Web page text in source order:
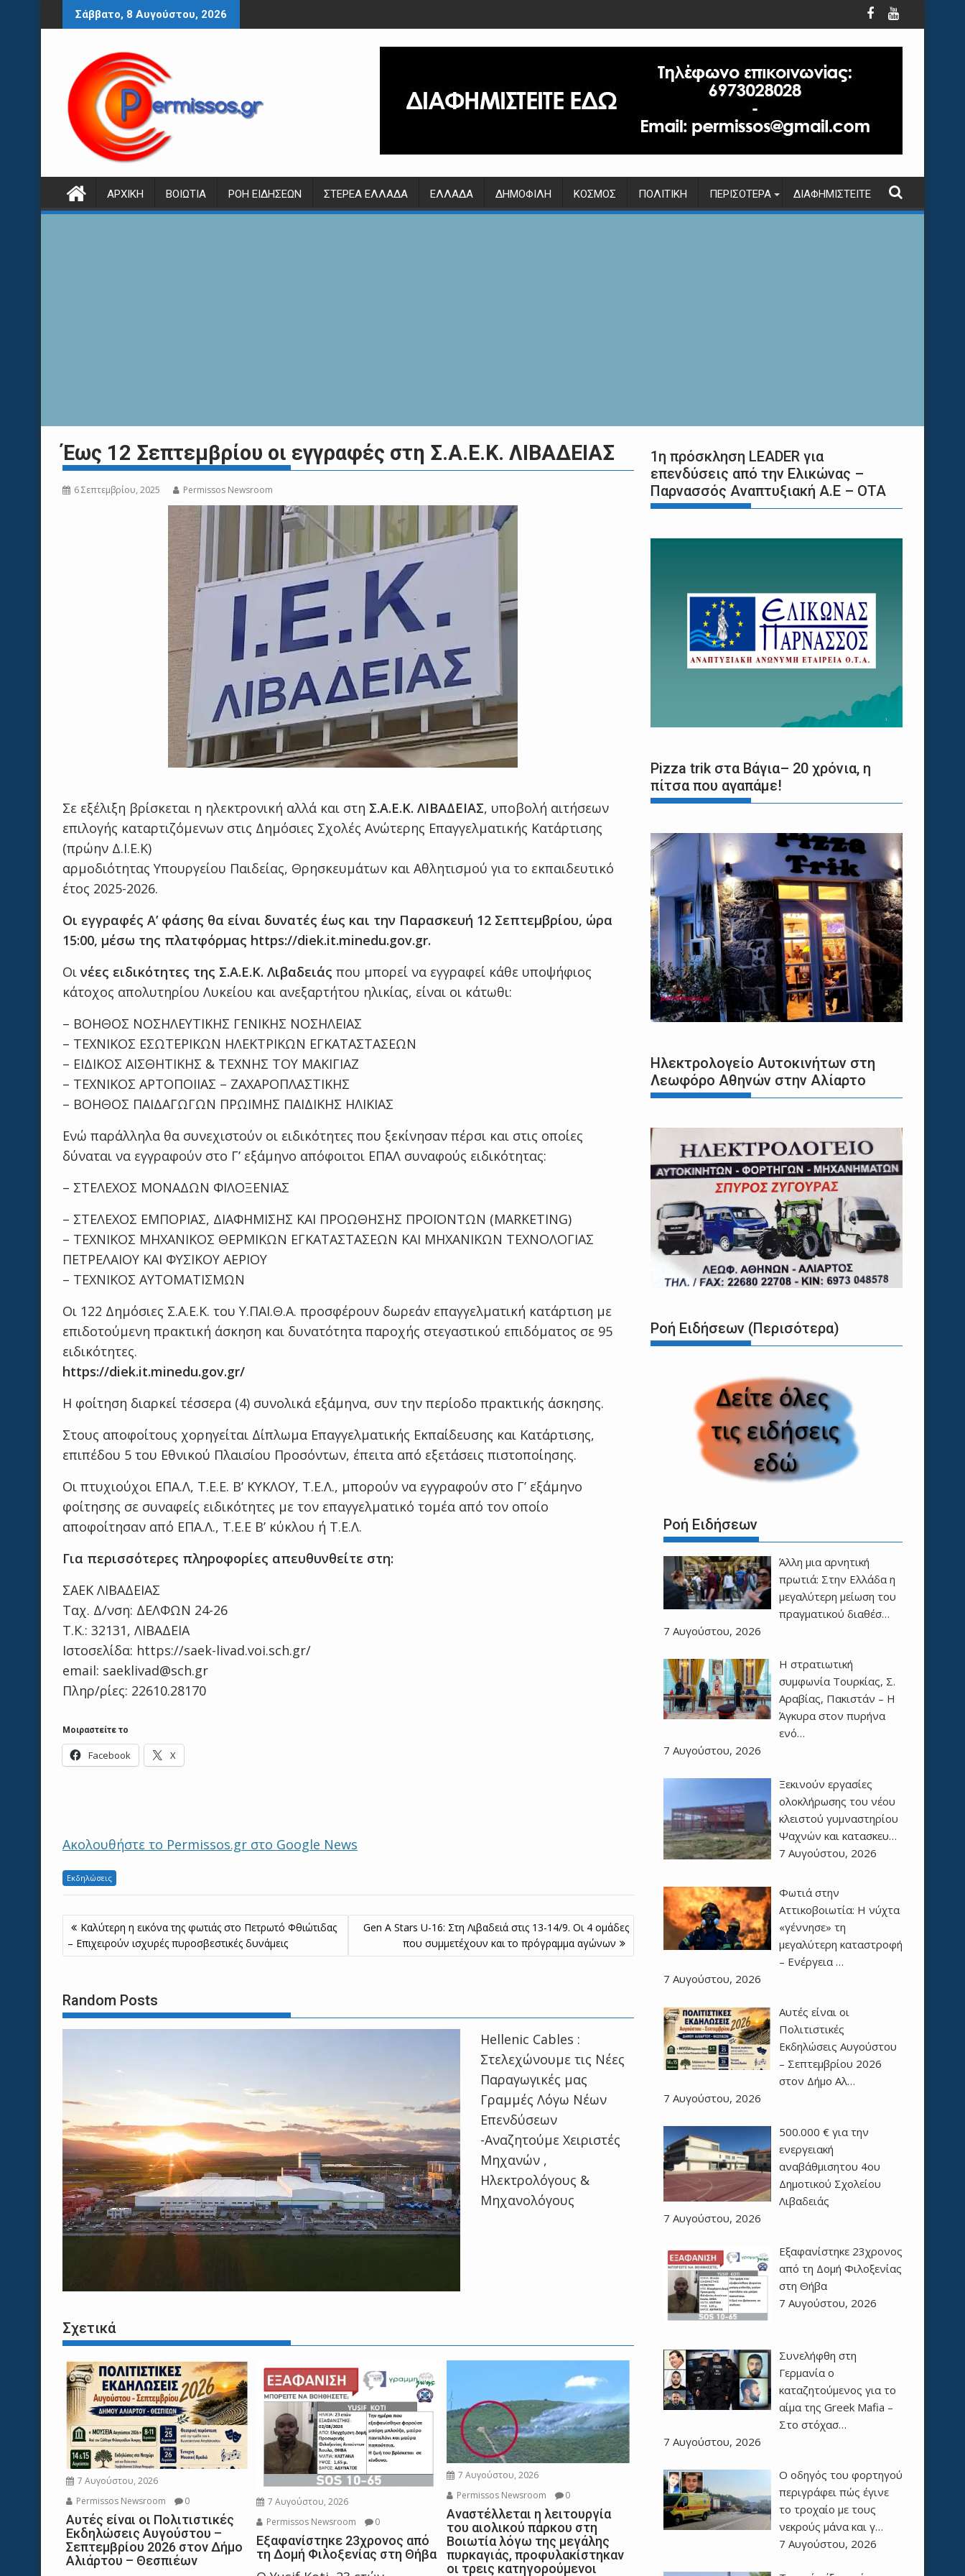
Περάστε
στο
Σάββατο, 8 Αυγούστου, 2026
ΑΡΧΙΚΉ ΒΟΙΩΤΊΑ ΡΟΉ ΕΙΔΉΣΕΩΝ ΣΤΕΡΕΆ ΕΛΛΆΔΑ ΕΛΛΆΔΑ ΔΗΜΟΦΙΛΉ ΚΌΣΜΟΣ ΠΟΛΙΤΙΚΉ ΠΕΡΙΣΌΤΕΡΑ ΔΙΑΦΗΜΙΣΤΕΊΤΕ
Έως 12 Σεπτεμβρίου οι εγγραφές στη Σ.Α.Ε.Κ. ΛΙΒΑΔΕΙΑΣ
6 Σεπτεμβρίου, 2025 Permissos Newsroom
Σε εξέλιξη βρίσκεται η ηλεκτρονική αλλά και στη Σ.Α.Ε.Κ. ΛΙΒΑΔΕΙΑΣ, υποβολή αιτήσεων
επιλογής καταρτιζόμενων στις Δημόσιες Σχολές Ανώτερης Επαγγελματικής Κατάρτισης
(πρώην Δ.Ι.Ε.Κ)
αρμοδιότητας Υπουργείου Παιδείας, Θρησκευμάτων και Αθλητισμού για το εκπαιδευτικό
έτος 2025-2026.
Οι εγγραφές Α’ φάσης θα είναι δυνατές έως και την Παρασκευή 12 Σεπτεμβρίου, ώρα
15:00, μέσω της πλατφόρμας https://diek.it.minedu.gov.gr.
Οινέες ειδικότητες της Σ.Α.Ε.Κ. Λιβαδειάς που μπορεί να εγγραφεί κάθε υποψήφιος
κάτοχος απολυτηρίου Λυκείου και ανεξαρτήτου ηλικίας, είναι οι κάτωθι:
– ΒΟΗΘΟΣ ΝΟΣΗΛΕΥΤΙΚΗΣ ΓΕΝΙΚΗΣ ΝΟΣΗΛΕΙΑΣ
– ΤΕΧΝΙΚΟΣ ΕΣΩΤΕΡΙΚΩΝ ΗΛΕΚΤΡΙΚΩΝ ΕΓΚΑΤΑΣΤΑΣΕΩΝ
– ΕΙΔΙΚΟΣ ΑΙΣΘΗΤΙΚΗΣ & ΤΕΧΝΗΣ ΤΟΥ ΜΑΚΙΓΙΑΖ
– ΤΕΧΝΙΚΟΣ ΑΡΤΟΠΟΙΙΑΣ – ΖΑΧΑΡΟΠΛΑΣΤΙΚΗΣ
– ΒΟΗΘΟΣ ΠΑΙΔΑΓΩΓΩΝ ΠΡΩΙΜΗΣ ΠΑΙΔΙΚΗΣ ΗΛΙΚΙΑΣ
Ενώ παράλληλα θα συνεχιστούν οι ειδικότητες που ξεκίνησαν πέρσι και στις οποίες
δύναται να εγγραφούν στο Γ’ εξάμηνο απόφοιτοι ΕΠΑΛ συναφούς ειδικότητας:
– ΣΤΕΛΕΧΟΣ ΜΟΝΑΔΩΝ ΦΙΛΟΞΕΝΙΑΣ
– ΣΤΕΛΕΧΟΣ ΕΜΠΟΡΙΑΣ, ΔΙΑΦΗΜΙΣΗΣ ΚΑΙ ΠΡΟΩΘΗΣΗΣ ΠΡΟΪΟΝΤΩΝ (MARKETING)
– ΤΕΧΝΙΚΟΣ ΜΗΧΑΝΙΚΟΣ ΘΕΡΜΙΚΩΝ ΕΓΚΑΤΑΣΤΑΣΕΩΝ ΚΑΙ ΜΗΧΑΝΙΚΩΝ ΤΕΧΝΟΛΟΓΙΑΣ
ΠΕΤΡΕΛΑΙΟΥ ΚΑΙ ΦΥΣΙΚΟΥ ΑΕΡΙΟΥ
– ΤΕΧΝΙΚΟΣ ΑΥΤΟΜΑΤΙΣΜΩΝ
Οι 122 Δημόσιες Σ.Α.Ε.Κ. του Υ.ΠΑΙ.Θ.Α. προσφέρουν δωρεάν επαγγελματική κατάρτιση με
επιδοτούμενη πρακτική άσκηση και δυνατότητα παροχής στεγαστικού επιδόματος σε 95
ειδικότητες.
https://diek.it.minedu.gov.gr/
Η φοίτηση διαρκεί τέσσερα (4) συνολικά εξάμηνα, συν την περίοδο πρακτικής άσκησης.
Στους αποφοίτους χορηγείται Δίπλωμα Επαγγελματικής Εκπαίδευσης και Κατάρτισης,
επιπέδου 5 του Εθνικού Πλαισίου Προσόντων, έπειτα από εξετάσεις πιστοποίησης.
Οι πτυχιούχοι ΕΠΑ.Λ, Τ.Ε.Ε. Β’ ΚΥΚΛΟΥ, Τ.Ε.Λ., μπορούν να εγγραφούν στο Γ’ εξάμηνο
φοίτησης σε συναφείς ειδικότητες με τον επαγγελματικό τομέα από τον οποίο
αποφοίτησαν από ΕΠΑ.Λ., Τ.Ε.Ε Β’ κύκλου ή Τ.Ε.Λ.
Για περισσότερες πληροφορίες απευθυνθείτε στη:
ΣΑΕΚ ΛΙΒΑΔΕΙΑΣ
Ταχ. Δ/νση: ΔΕΛΦΩΝ 24-26
Τ.Κ.: 32131, ΛΙΒΑΔΕΙΑ
Iστοσελίδα: https://saek-livad.voi.sch.gr/
email: saeklivad@sch.gr
Πληρ/ρίες: 22610.28170
Μοιραστείτε το
Facebook X
Ακολουθήστε το Permissos.gr στο Google News
Εκδηλώσεις
Πλοήγηση
άρθρων
Καλύτερη η εικόνα της φωτιάς στο Πετρωτό Φθιώτιδας
– Επιχειρούν ισχυρές πυροσβεστικές δυνάμεις
Gen A Stars U-16: Στη Λιβαδειά στις 13-14/9. Οι 4 ομάδες
που συμμετέχουν και το πρόγραμμα αγώνων
Random Posts
Hellenic Cables :
Στελεχώνουμε τις Νέες
Παραγωγικές μας
Γραμμές Λόγω Νέων
Επενδύσεων
-Αναζητούμε Χειριστές
Μηχανών ,
Ηλεκτρολόγους &
Μηχανολόγους
Σχετικά
7 Αυγούστου, 2026
Permissos Newsroom
0
Αυτές είναι οι Πολιτιστικές
Εκδηλώσεις Αυγούστου –
Σεπτεμβρίου 2026 στον Δήμο
Αλιάρτου – Θεσπιέων
7 Αυγούστου, 2026
Permissos Newsroom
0
Εξαφανίστηκε 23χρονος από
τη Δομή Φιλοξενίας στη Θήβα
7 Αυγούστου, 2026
Permissos Newsroom
0
Αναστέλλεται η λειτουργία
του αιολικού πάρκου στη
Βοιωτία λόγω της μεγάλης
πυρκαγιάς, προφυλακίστηκαν
οι τρεις κατηγορούμενοι
1η πρόσκληση LEADER για
επενδύσεις από την Ελικώνας –
Παρνασσός Αναπτυξιακή Α.Ε – ΟΤΑ
Pizza trik στα Βάγια– 20 χρόνια, η
πίτσα που αγαπάμε!
Ηλεκτρολογείο Αυτοκινήτων στη
Λεωφόρο Αθηνών στην Αλίαρτο
Ροή Ειδήσεων (Περισότερα)
Ροή Ειδήσεων
Άλλη μια αρνητική
πρωτιά: Στην Ελλάδα η
μεγαλύτερη μείωση του
πραγματικού διαθέσ…
7 Αυγούστου, 2026
Η στρατιωτική
συμφωνία Τουρκίας, Σ.
Αραβίας, Πακιστάν – Η
Άγκυρα στον πυρήνα
ενό…
7 Αυγούστου, 2026
Ξεκινούν εργασίες
ολοκλήρωσης του νέου
κλειστού γυμναστηρίου
Ψαχνών και κατασκευ…
7 Αυγούστου, 2026
Φωτιά στην
Αττικοβοιωτία: Η νύχτα
«γέννησε» τη
μεγαλύτερη καταστροφή
– Ενέργεια …
7 Αυγούστου, 2026
Αυτές είναι οι
Πολιτιστικές
Εκδηλώσεις Αυγούστου
– Σεπτεμβρίου 2026
στον Δήμο Αλ…
7 Αυγούστου, 2026
500.000 € για την
ενεργειακή
αναβάθμισητου 4ου
Δημοτικού Σχολείου
Λιβαδειάς
7 Αυγούστου, 2026
Εξαφανίστηκε 23χρονος
από τη Δομή Φιλοξενίας
στη Θήβα
7 Αυγούστου, 2026
Συνελήφθη στη
Γερμανία ο
καταζητούμενος για το
αίμα της Greek Mafia –
Στο στόχασ…
7 Αυγούστου, 2026
Ο οδηγός του φορτηγού
περιγράφει πώς έγινε
το τροχαίο με τους
νεκρούς μάνα και γ…
7 Αυγούστου, 2026